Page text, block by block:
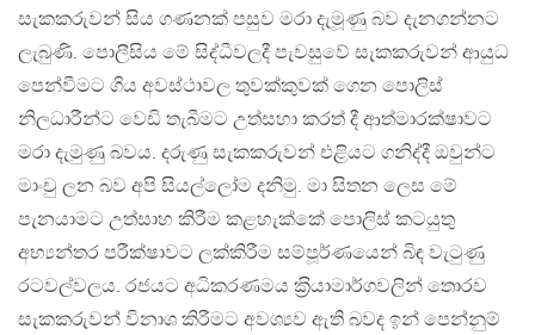
සැකකරුවන් සිය ගණනක් පසුව මරා දැමූණු බව දැනගන්නට
ලැබුණි. පොලීසිය මේ සිද්ධීවලදී පැවසුවේ සැකකරුවන් ආයුධ
පෙන්වීමට ගිය අවස්ථාවල තුවක්කුවක් ගෙන පොලිස්
නිලධාරීන්ට වෙඩි තැබීමට උත්සහා කරත් දී ආත්මාරක්ෂාවට
මරා දැමුණු බවය. දරුණු සැකකරුවන් එළියට ගනිද්දී ඔවුන්ට
මාංචු ලන බව අපි සියල්ලෝම දනිමු. මා සිතන ලෙස මේ
පැනයාමට උත්සාහ කිරීම කළහැක්කේ පොලිස් කටයුතු
අභ්‍යන්තර පරීක්ෂාවට ලක්කිරීම සම්පූර්ණයෙන් බිඳ වැටුණු
රටවල්වලය. රජයට අධිකරණමය ක‍්‍රියාමාර්ගවලින් තොරව
සැකකරුවන් විනාශ කිරීමට අවශ්‍යව ඇති බවද ඉන් පෙන්නුම්